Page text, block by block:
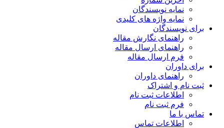
نمایه نویسندگان
نمایه واژه های کلیدی
برای نویسندگان
راهنمای نگارش مقاله
راهنمای ارسال مقاله
فرم ارسال مقاله
برای داوران
راهنمای داوران
ثبت نام و اشتراک
اطلاعات ثبت نام
فرم ثبت نام
تماس با ما
اطلاعات تماس